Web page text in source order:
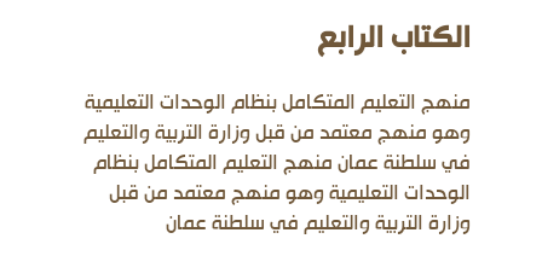
منتجاتنا
شركاء النجاح
التعليم التفاعلي
اتصل بنا
الكتاب الرابع
منهج التعليم المتكامل بنظام الوحدات التعليمية
وهو منهج معتمد من قبل وزارة التربية والتعليم
في سلطنة عمان منهج التعليم المتكامل بنظام
الوحدات التعليمية وهو منهج معتمد من قبل
وزارة التربية والتعليم في سلطنة عمان